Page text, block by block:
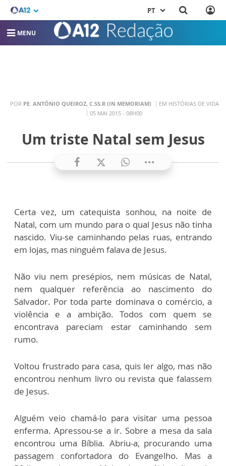
PT
MENU
POR PE. ANTÔNIO QUEIROZ, C.SS.R (IN MEMORIAM)
EM HISTÓRIAS DE VIDA
05 MAI 2015 - 08H00
Um triste Natal sem Jesus
Certa vez, um catequista sonhou, na noite de
Natal, com um mundo para o qual Jesus não tinha
nascido. Viu-se caminhando pelas ruas, entrando
em lojas, mas ninguém falava de Jesus.
Não viu nem presépios, nem músicas de Natal,
nem qualquer referência ao nascimento do
Salvador. Por toda parte dominava o comércio, a
violência e a ambição. Todos com quem se
encontrava pareciam estar caminhando sem
rumo.
Voltou frustrado para casa, quis ler algo, mas não
encontrou nenhum livro ou revista que falassem
de Jesus.
Alguém veio chamá-lo para visitar uma pessoa
enferma. Apressou-se a ir. Sobre a mesa da sala
encontrou uma Bíblia. Abriu-a, procurando uma
passagem confortadora do Evangelho. Mas a